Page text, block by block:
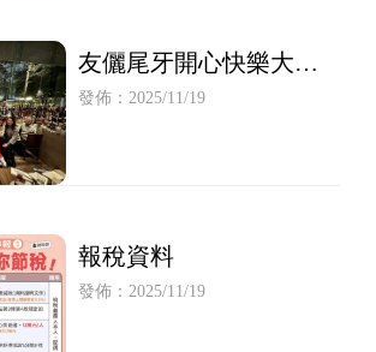
友儷尾牙開心快樂大成
功
發佈：2025/11/19
報稅資料
發佈：2025/11/19